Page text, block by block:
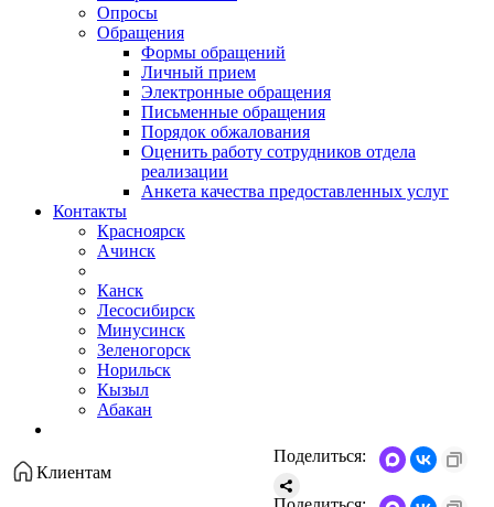
Опросы
Обращения
Формы обращений
Личный прием
Электронные обращения
Письменные обращения
Порядок обжалования
Оценить работу сотрудников отдела
реализации
Анкета качества предоставленных услуг
Контакты
Красноярск
Ачинск
Канск
Лесосибирск
Минусинск
Зеленогорск
Норильск
Кызыл
Абакан
Клиентам
Поделиться: